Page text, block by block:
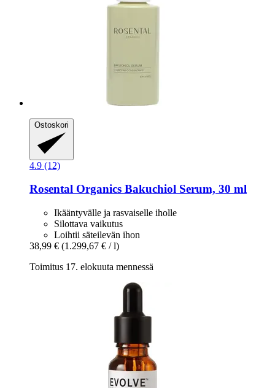
Ostoskori
4.9 (12)
Rosental Organics Bakuchiol Serum, 30 ml
Ikääntyvälle ja rasvaiselle iholle
Silottava vaikutus
Loihtii säteilevän ihon
38,99 € (1.299,67 € / l)
Toimitus 17. elokuuta mennessä